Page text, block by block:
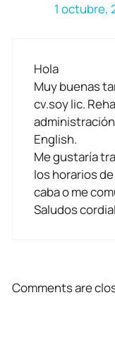
1 octubre,
Hola
Muy buenas
cv.soy lic.
English.
Me gustaría
los horarios
caba o me
Saludos
Comments are